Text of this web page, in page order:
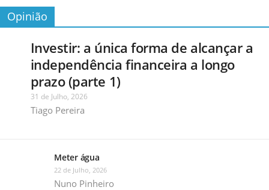
Opinião
Investir: a única forma de alcançar a
independência financeira a longo
prazo (parte 1)
31 de Julho, 2026
Tiago Pereira
Meter água
22 de Julho, 2026
Nuno Pinheiro